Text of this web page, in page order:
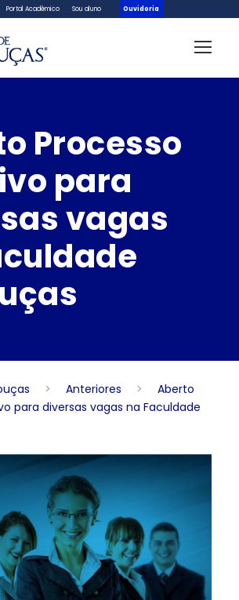
Portal Acadêmico Sou aluno Ouvidoria
Processo
para
vagas
> Anteriores >
Aberto
para diversas vagas na Faculdade